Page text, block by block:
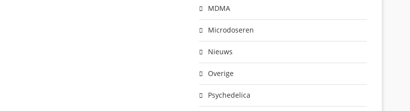
MDMA
Microdoseren
Nieuws
Overige
Psychedelica